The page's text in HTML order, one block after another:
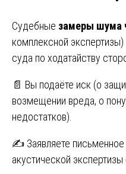
Судебные замеры шума
комплексной
суда по ходатайству
📄 Вы подаёте иск (о
возмещении вреда, о
недостатков).
✍️ Заявляете письменное
акустической